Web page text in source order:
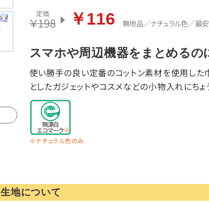
定価
￥198 ￥116 無地品／ナチュラル色／最
スマホや周辺機器をまとめるの
使い勝手の良い定番のコットン素材を使用した
としたガジェットやコスメなどの小物入れにちょ
※ナチュラル色のみ
生地について